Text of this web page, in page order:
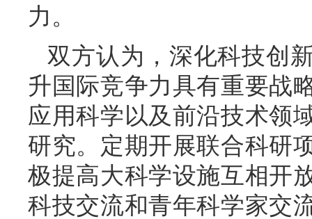
力。
双方认为，深化科技创
升国际竞争力具有重要战
应用科学以及前沿技术领
研究。定期开展联合科研
极提高大科学设施互相开
科技交流和青年科学家交